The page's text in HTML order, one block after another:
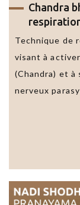
Chandra
Technique de
visant à
(Chandra) et à
nerveux